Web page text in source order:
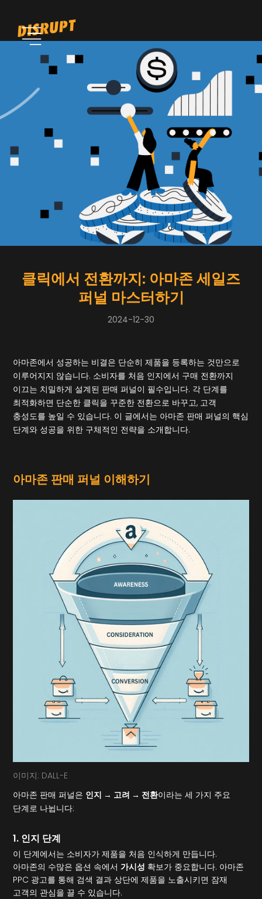
클릭에서 전환까지: 아마존 세일즈
퍼널 마스터하기
2024-12-30
아마존에서 성공하는 비결은 단순히 제품을 등록하는 것만으로
이루어지지 않습니다. 소비자를 처음 인지에서 구매 전환까지
이끄는 치밀하게 설계된 판매 퍼널이 필수입니다. 각 단계를
최적화하면 단순한 클릭을 꾸준한 전환으로 바꾸고, 고객
충성도를 높일 수 있습니다. 이 글에서는 아마존 판매 퍼널의 핵심
단계와 성공을 위한 구체적인 전략을 소개합니다.
아마존 판매 퍼널 이해하기
이미지: DALL-E
아마존 판매 퍼널은 인지 → 고려 → 전환이라는 세 가지 주요
단계로 나뉩니다:
1. 인지 단계
이 단계에서는 소비자가 제품을 처음 인식하게 만듭니다.
아마존의 수많은 옵션 속에서 가시성 확보가 중요합니다. 아마존
PPC 광고를 통해 검색 결과 상단에 제품을 노출시키면 잠재
고객의 관심을 끌 수 있습니다.